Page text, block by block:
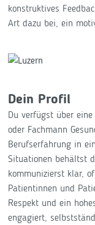
konstruktives
Art dazu bei, ein
Dein Profil
Du verfügst über
oder Fachmann
Berufserfahrung in
Situationen behältst
kommunizierst klar,
Patientinnen und
Respekt und ein
engagiert,